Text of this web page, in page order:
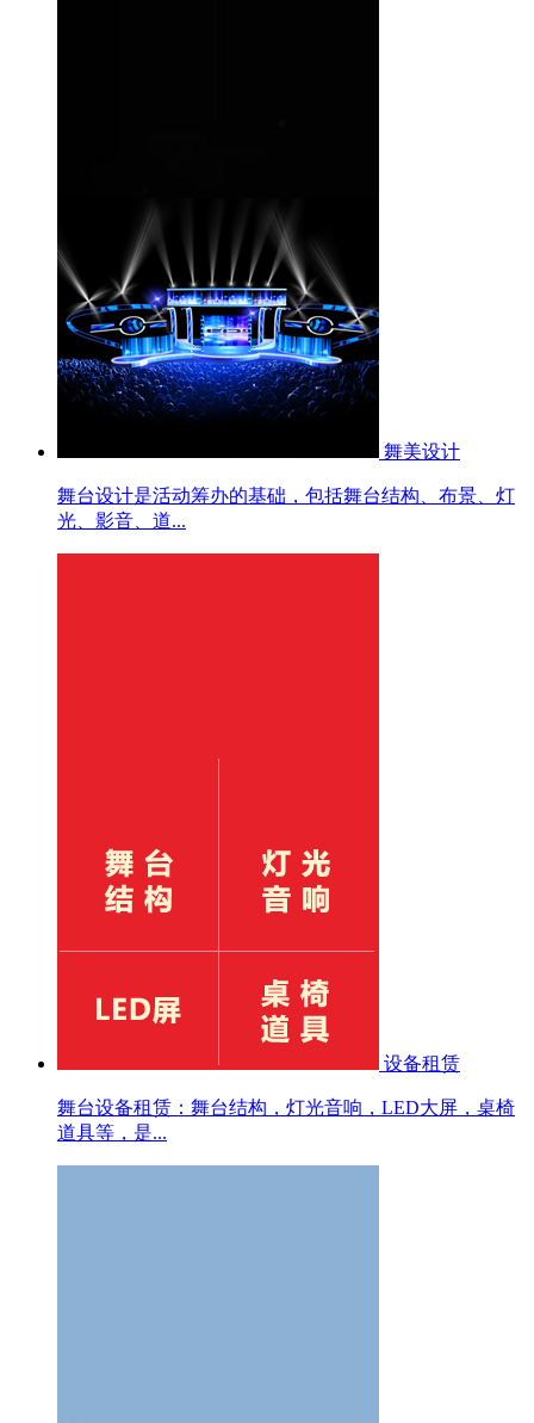
舞美设计
舞台设计是活动筹办的基础，包括舞台结构、布景、灯
光、影音、道...
设备租赁
舞台设备租赁：舞台结构，灯光音响，LED大屏，桌椅
道具等，是...